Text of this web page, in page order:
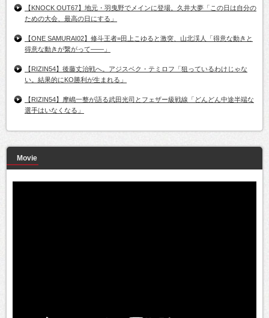
【KNOCK OUT67】地元・羽曳野でメインに登場。久井大夢「この日は自分の
ための大会、最高の日にする」
【ONE SAMURAI02】修斗王者=田上こゆると激突、山北渓人「得意な動きと
得意な動きが繋がって――」
【RIZIN54】後藤丈治戦へ。アジスベク・テミロフ「狙っているわけじゃな
い。結果的にKO勝利が生まれる」
【RIZIN54】摩嶋一整が語る武田光司とフェザー級戦線「どんどん中途半端な
選手はいなくなる」
Movie